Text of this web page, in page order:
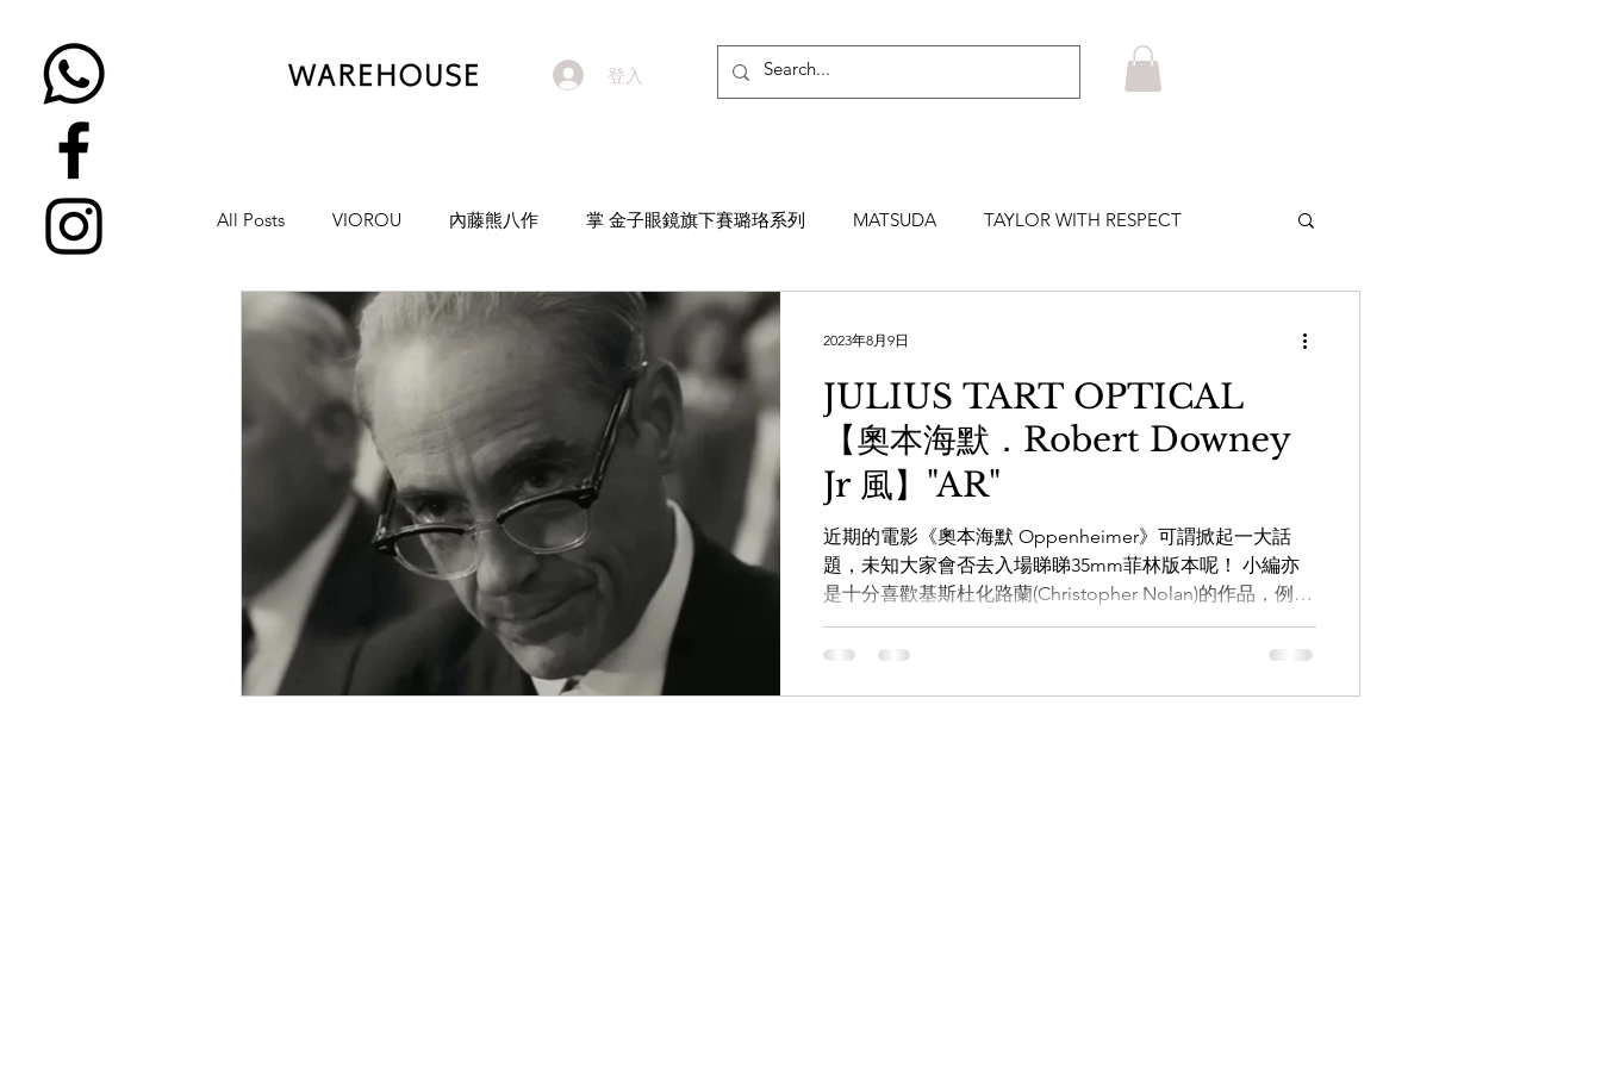
登入
All Posts VIOROU 內藤熊八作 掌 金子眼鏡旗下賽璐珞系列 MATSUDA TAYLOR WITH RESPECT
金子眼鏡 NATIVE SONS EYEVAN7285 MASUNAGA SINCE 1905 增永眼鏡
YUICHI TOYAMA KAMEMANNEN MYKITA MOSCOT ZEISS MASAHIRO MARUYAMA
H-FUSION JULIUS TART OPTICAL AKIRA AND SONS DITA
EYEVAN OG X OLIVER GOLDSMITH LUNOR OLVER PEOPLES 999.9 LEOWL IN EYE
EFFECTOR
JULIUS TART OPTICAL
【奧本海默．Robert Downey
Jr 風】"AR"
近期的電影《奧本海默 Oppenheimer》可謂掀起一大話
題，未知大家會否去入場睇睇35mm菲林版本呢！ 小編亦
是十分喜歡基斯杜化路蘭(Christopher Nolan)的作品，例
如:《蝙蝠俠—俠影之謎》《蝙蝠俠—黑夜之神》...
2023年8月9日